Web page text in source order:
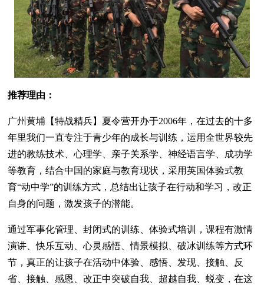
推荐理由：
广州黄埔【特战精兵】夏令营开办于2006年，在过去的十多
年里我们一直专注于青少年的成长与训练，运用全世界较先
进的教练技术、心理学、亲子关系学、神经语言学、成功学
等教育，结合中国的家庭与教育现状，采用英国体验式教
育“动中学”的训练方式，总结出让孩子在行动和学习，改正
自身的问题，激发孩子的潜能。
通过军事化管理、封闭式的训练、体验式培训，课程有激情
演讲、快乐互动、心灵感悟、情景模拟、破冰训练等方式环
节，真正的让孩子在活动中体验、感悟、发现、接触、反
省、接触、感恩、改正中突破自我、超越自我、蜕变，在这